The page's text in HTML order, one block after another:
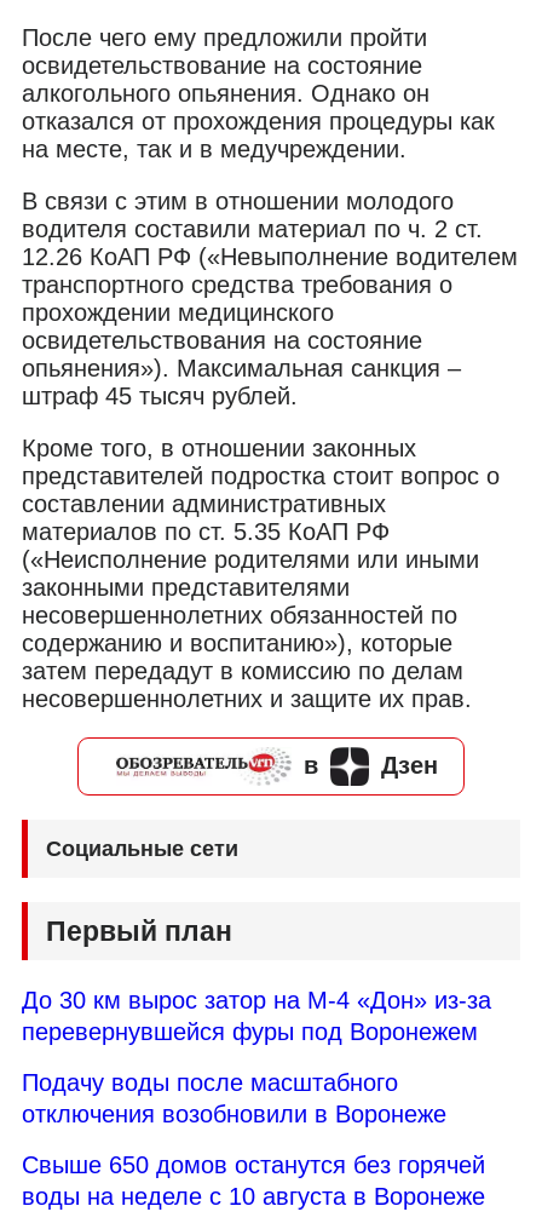
После чего ему предложили пройти
освидетельствование на состояние
алкогольного опьянения. Однако он
отказался от прохождения процедуры как
на месте, так и в медучреждении.
В связи с этим в отношении молодого
водителя составили материал по ч. 2 ст.
12.26 КоАП РФ («Невыполнение водителем
транспортного средства требования о
прохождении медицинского
освидетельствования на состояние
опьянения»). Максимальная санкция –
штраф 45 тысяч рублей.
Кроме того, в отношении законных
представителей подростка стоит вопрос о
составлении административных
материалов по ст. 5.35 КоАП РФ
(«Неисполнение родителями или иными
законными представителями
несовершеннолетних обязанностей по
содержанию и воспитанию»), которые
затем передадут в комиссию по делам
несовершеннолетних и защите их прав.
в Дзен
Социальные сети
Первый план
До 30 км вырос затор на М-4 «Дон» из-за
перевернувшейся фуры под Воронежем
Подачу воды после масштабного
отключения возобновили в Воронеже
Свыше 650 домов останутся без горячей
воды на неделе с 10 августа в Воронеже